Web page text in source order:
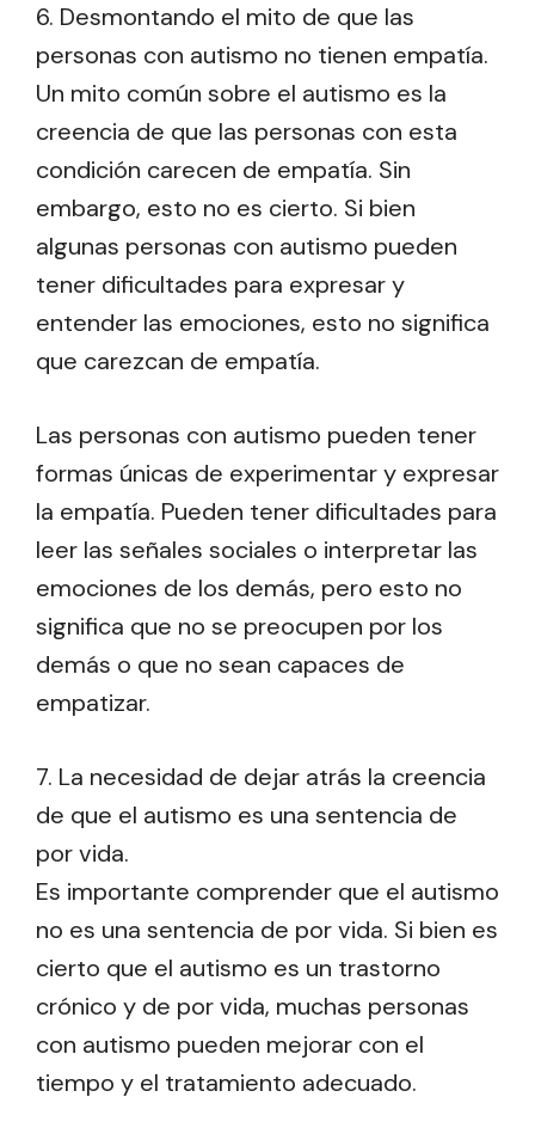
6. Desmontando el mito de que las
personas con autismo no tienen empatía.
Un mito común sobre el autismo es la
creencia de que las personas con esta
condición carecen de empatía. Sin
embargo, esto no es cierto. Si bien
algunas personas con autismo pueden
tener dificultades para expresar y
entender las emociones, esto no significa
que carezcan de empatía.
Las personas con autismo pueden tener
formas únicas de experimentar y expresar
la empatía. Pueden tener dificultades para
leer las señales sociales o interpretar las
emociones de los demás, pero esto no
significa que no se preocupen por los
demás o que no sean capaces de
empatizar.
7. La necesidad de dejar atrás la creencia
de que el autismo es una sentencia de
por vida.
Es importante comprender que el autismo
no es una sentencia de por vida. Si bien es
cierto que el autismo es un trastorno
crónico y de por vida, muchas personas
con autismo pueden mejorar con el
tiempo y el tratamiento adecuado.